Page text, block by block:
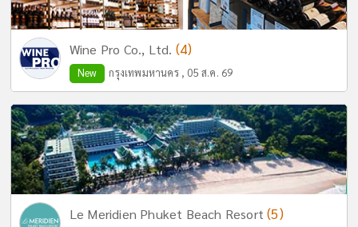
Wine Pro Co., Ltd. (4)
New กรุงเทพมหานคร , 05 ส.ค. 69
Le Meridien Phuket Beach Resort(5)